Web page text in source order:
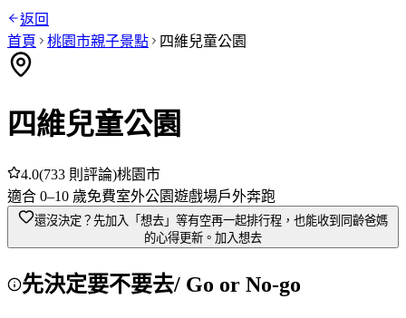
返回
首頁
桃園市親子景點 四維兒童公園
四維兒童公園
4.0(733 則評論)桃園市
適合 0–10 歲免費室外公園遊戲場戶外奔跑
還沒決定？先加入「想去」 等有空再一起排行程，也能收到同齡爸媽
的心得更新。 加入想去
先決定要不要去/ Go or No-go